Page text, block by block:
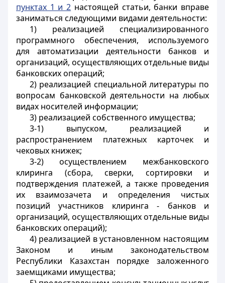
пунктах 1 и 2 настоящей статьи, банки вправе
заниматься следующими видами деятельности:
1) реализацией специализированного
программного обеспечения, используемого
для автоматизации деятельности банков и
организаций, осуществляющих отдельные виды
банковских операций;
2) реализацией специальной литературы по
вопросам банковской деятельности на любых
видах носителей информации;
3) реализацией собственного имущества;
3-1) выпуском, реализацией и
распространением платежных карточек и
чековых книжек;
3-2) осуществлением межбанковского
клиринга (сбора, сверки, сортировки и
подтверждения платежей, а также проведения
их взаимозачета и определения чистых
позиций участников клиринга - банков и
организаций, осуществляющих отдельные виды
банковских операций);
4) реализацией в установленном настоящим
Законом и иным законодательством
Республики Казахстан порядке заложенного
заемщиками имущества;